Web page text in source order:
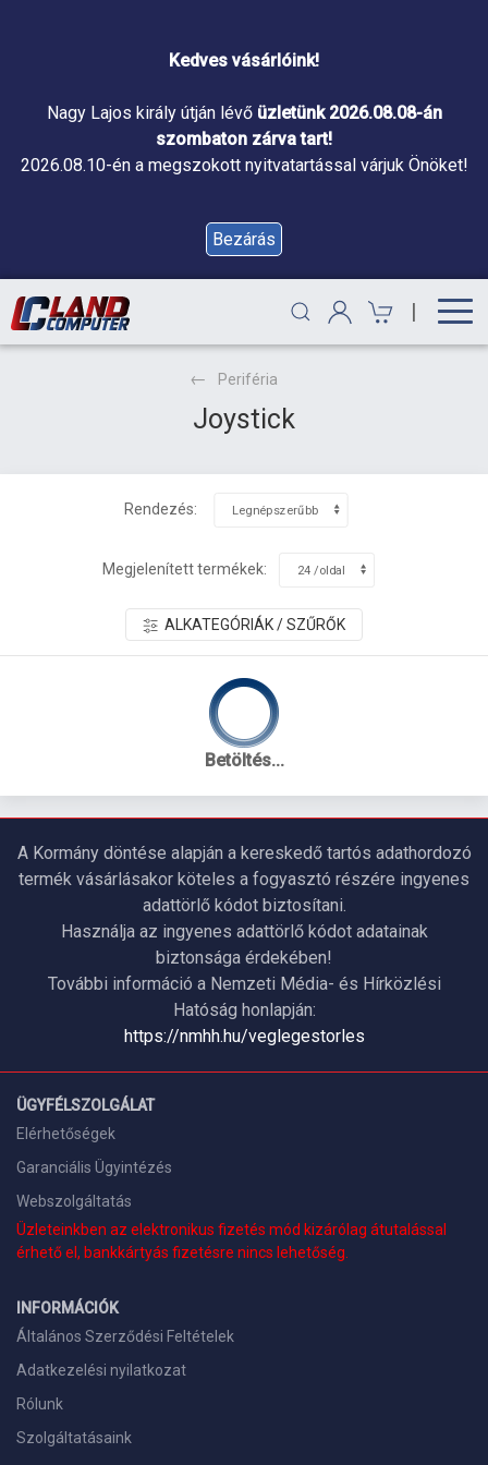
Kedves vásárlóink!
Nagy Lajos király útján lévő üzletünk 2026.08.08-án
szombaton zárva tart!
2026.08.10-én a megszokott nyitvatartással várjuk Önöket!
Bezárás
|
Periféria
Joystick
Rendezés:
Megjelenített termékek:
ALKATEGÓRIÁK / SZŰRŐK
Betöltés...
A Kormány döntése alapján a kereskedő tartós adathordozó
termék vásárlásakor köteles a fogyasztó részére ingyenes
adattörlő kódot biztosítani.
Használja az ingyenes adattörlő kódot adatainak
biztonsága érdekében!
További információ a Nemzeti Média- és Hírközlési
Hatóság honlapján:
https://nmhh.hu/veglegestorles
ÜGYFÉLSZOLGÁLAT
Elérhetőségek
Garanciális Ügyintézés
Webszolgáltatás
Üzleteinkben az elektronikus fizetés mód kizárólag átutalással
érhető el, bankkártyás fizetésre nincs lehetőség.
INFORMÁCIÓK
Általános Szerződési Feltételek
Adatkezelési nyilatkozat
Rólunk
Szolgáltatásaink